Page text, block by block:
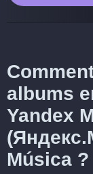
albums
Yandex
Música ?